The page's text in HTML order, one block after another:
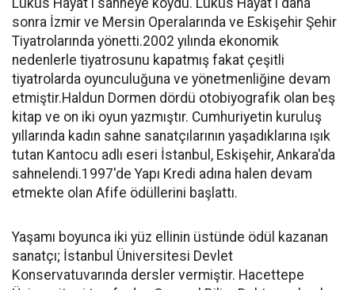
Lüküs Hayat'ı sahneye koydu. Lüküs Hayat'ı daha
sonra İzmir ve Mersin Operalarında ve Eskişehir Şehir
Tiyatrolarında yönetti.2002 yılında ekonomik
nedenlerle tiyatrosunu kapatmış fakat çeşitli
tiyatrolarda oyunculuğuna ve yönetmenliğine devam
etmiştir.Haldun Dormen dördü otobiyografik olan beş
kitap ve on iki oyun yazmıştır. Cumhuriyetin kuruluş
yıllarında kadın sahne sanatçılarının yaşadıklarına ışık
tutan Kantocu adlı eseri İstanbul, Eskişehir, Ankara'da
sahnelendi.1997'de Yapı Kredi adına halen devam
etmekte olan Afife ödüllerini başlattı.
Yaşamı boyunca iki yüz ellinin üstünde ödül kazanan
sanatçı; İstanbul Üniversitesi Devlet
Konservatuvarında dersler vermiştir. Hacettepe